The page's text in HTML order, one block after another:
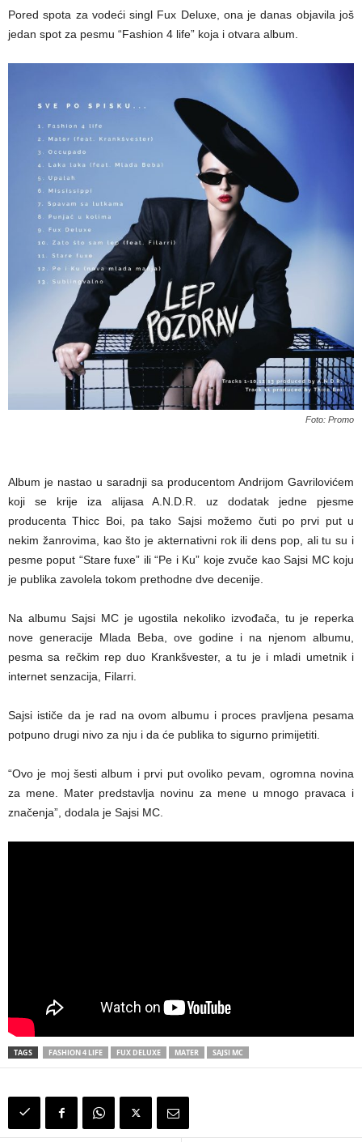
Pored spota za vodeći singl Fux Deluxe, ona je danas objavila još
jedan spot za pesmu “Fashion 4 life” koja i otvara album.
Foto: Promo
Album je nastao u saradnji sa producentom Andrijom Gavrilovićem
koji se krije iza alijasa A.N.D.R. uz dodatak jedne pjesme
producenta Thicc Boi, pa tako Sajsi možemo čuti po prvi put u
nekim žanrovima, kao što je akternativni rok ili dens pop, ali tu su i
pesme poput “Stare fuxe” ili “Pe i Ku” koje zvuče kao Sajsi MC koju
je publika zavolela tokom prethodne dve decenije.
Na albumu Sajsi MC je ugostila nekoliko izvođača, tu je reperka
nove generacije Mlada Beba, ove godine i na njenom albumu,
pesma sa rečkim rep duo Krankšvester, a tu je i mladi umetnik i
internet senzacija, Filarri.
Sajsi ističe da je rad na ovom albumu i proces pravljena pesama
potpuno drugi nivo za nju i da će publika to sigurno primijetiti.
“Ovo je moj šesti album i prvi put ovoliko pevam, ogromna novina
za mene. Mater predstavlja novinu za mene u mnogo pravaca i
značenja”, dodala je Sajsi MC.
TAGS FASHION 4 LIFE FUX DELUXE MATER SAJSI MC